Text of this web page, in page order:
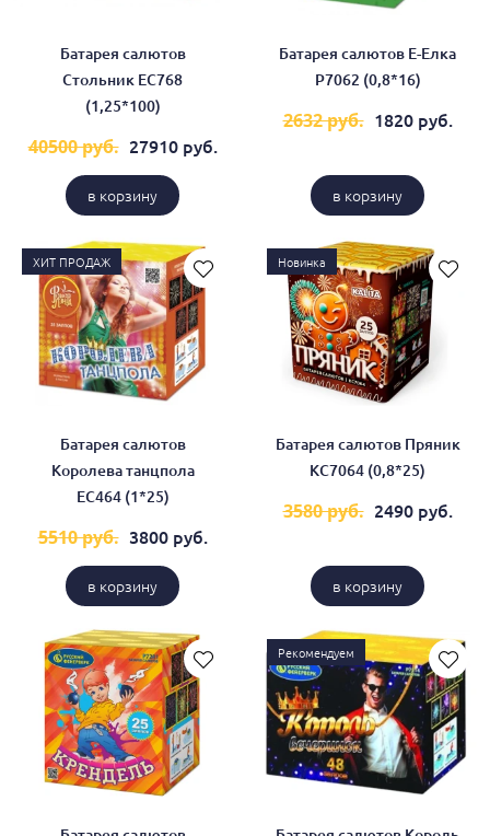
Батарея салютов
Стольник ЕС768
(1,25*100)
40500 руб. 27910 руб.
в корзину
Батарея салютов Е-Елка
Р7062 (0,8*16)
2632 руб. 1820 руб.
в корзину
ХИТ ПРОДАЖ
Батарея салютов
Королева танцпола
ЕС464 (1*25)
5510 руб. 3800 руб.
в корзину
Новинка
Батарея салютов Пряник
КС7064 (0,8*25)
3580 руб. 2490 руб.
в корзину
Рекомендуем